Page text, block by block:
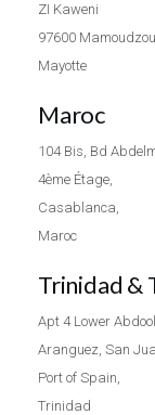
ZI Kaweni
97600
Mayotte
Maroc
104 Bis, Bd
4ème Étage,
Casablanca,
Maroc
Trinidad &
Apt 4 Lower
Aranguez, San
Port of Spain,
Trinidad